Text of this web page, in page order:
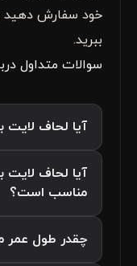
خود سفارش دهید
ببرید.
سوالات متداول
آیا لحاف
آیا لحاف لایت
مناسب است؟
چقدر طول عمر